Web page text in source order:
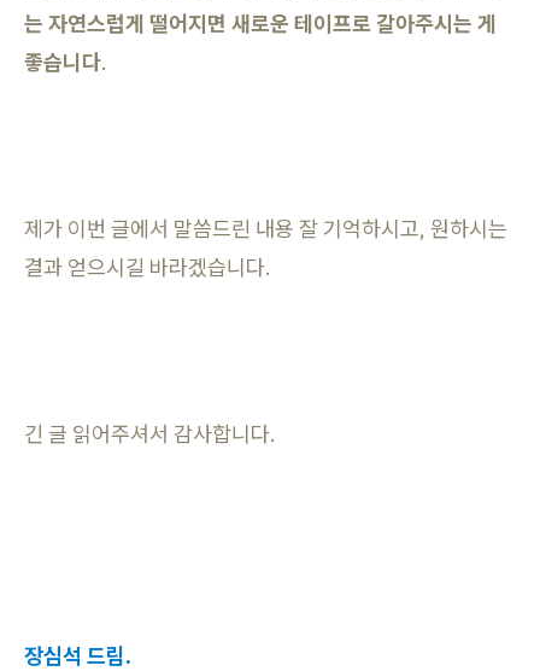
는 자연스럽게 떨어지면 새로운 테이프로 갈아주시는 게
좋습니다.
제가 이번 글에서 말씀드린 내용 잘 기억하시고, 원하시는
결과 얻으시길 바라겠습니다.
긴 글 읽어주셔서 감사합니다.
장심석 드림.